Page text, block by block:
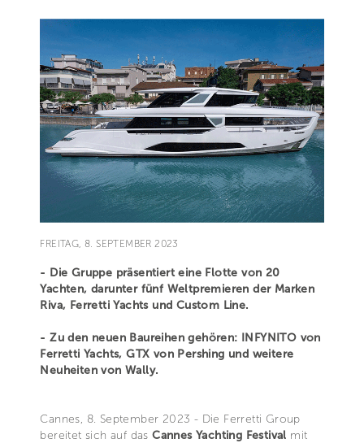
FREITAG, 8. SEPTEMBER 2023
- Die Gruppe präsentiert eine Flotte von 20
Yachten, darunter fünf Weltpremieren der Marken
Riva, Ferretti Yachts und Custom Line.
- Zu den neuen Baureihen gehören: INFYNITO von
Ferretti Yachts, GTX von Pershing und weitere
Neuheiten von Wally.
Cannes, 8. September 2023 - Die Ferretti Group
bereitet sich auf dasCannes Yachting Festival mit